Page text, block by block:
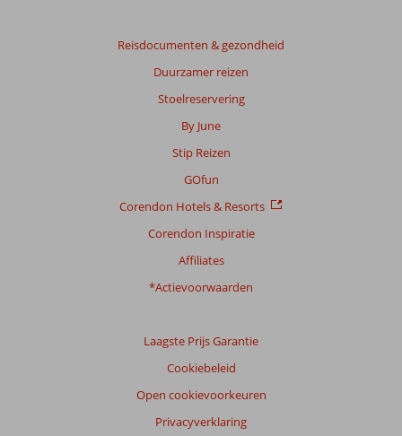
Reisdocumenten & gezondheid
Duurzamer reizen
Stoelreservering
By June
Stip Reizen
GOfun
Corendon Hotels & Resorts
Corendon Inspiratie
Affiliates
*Actievoorwaarden
Laagste Prijs Garantie
Cookiebeleid
Open cookievoorkeuren
Privacyverklaring